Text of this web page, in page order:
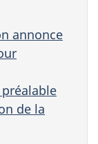
annonce
de la